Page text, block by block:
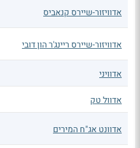
אדוויזור-שיירס קנאביס
אדוויזור-שיירס ריינג'ר הון דובי
אדוויני
אדוול טק
אדוונט אג"ח המירים